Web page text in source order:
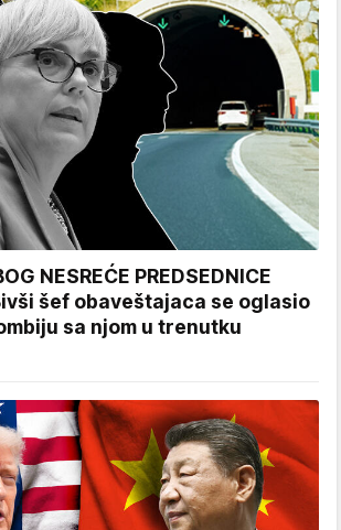
NESREĆE PREDSEDNICE
šef obaveštajaca se oglasio
sa njom u trenutku